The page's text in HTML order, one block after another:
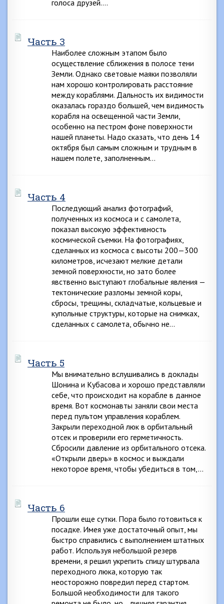
голоса друзей….
Часть 3
Наиболее сложным этапом было
осуществление сближения в полосе тени
Земли. Однако световые маяки позволяли
нам хорошо контролировать расстояние
между кораблями. Дальность их видимости
оказалась гораздо большей, чем видимость
корабля на освещенной части Земли,
особенно на пестром фоне поверхности
нашей планеты. Надо сказать, что день 14
октября был самым сложным и трудным в
нашем полете, заполненным…
Часть 4
Последующий анализ фотографий,
полученных из космоса и с самолета,
показал высокую эффективность
космической съемки. На фотографиях,
сделанных из космоса с высоты 200—300
километров, исчезают мелкие детали
земной поверхности, но зато более
явственно выступают глобальные явления —
тектонические разломы земной коры,
сбросы, трещины, складчатые, кольцевые и
купольные структуры, которые на снимках,
сделанных с самолета, обычно не…
Часть 5
Мы внимательно вслушивались в доклады
Шонина и Кубасова и хорошо представляли
себе, что происходит на корабле в данное
время. Вот космонавты заняли свои места
перед пультом управления кораблем.
Закрыли переходной люк в орбитальный
отсек и проверили его герметичность.
Сбросили давление из орбитального отсека.
«Открыли дверь» в космос и выждали
некоторое время, чтобы убедиться в том,…
Часть 6
Прошли еще сутки. Пора было готовиться к
посадке. Имея уже достаточный опыт, мы
быстро справились с выполнением штатных
работ. Используя небольшой резерв
времени, я решил укрепить спицу штурвала
переходного люка, которую так
неосторожно повредил перед стартом.
Большой необходимости для такого